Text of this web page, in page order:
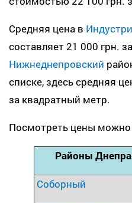
Средняя цена в
составляет 21 000 грн.
Нижнеднепровский
списке, здесь средняя
за квадратный метр.
Посмотреть цены можно
Районы Днепра
Соборный